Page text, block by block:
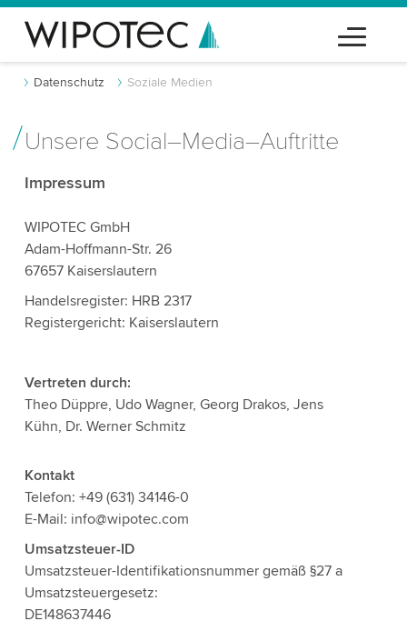
Datenschutz Soziale Medien
Unsere Social–Media–Auftritte
Impressum
WIPOTEC GmbH
Adam-Hoffmann-Str. 26
67657 Kaiserslautern
Handelsregister: HRB 2317
Registergericht: Kaiserslautern
Vertreten durch:
Theo Düppre, Udo Wagner, Georg Drakos, Jens
Kühn, Dr. Werner Schmitz
Kontakt
Telefon: +49 (631) 34146-0
E-Mail: info@wipotec.com
Umsatzsteuer-ID
Umsatzsteuer-Identifikationsnummer gemäß §27 a
Umsatzsteuergesetz:
DE148637446